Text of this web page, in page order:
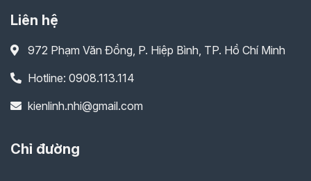
Liên hệ
972 Phạm Văn Đồng, P. Hiệp Bình, TP. Hồ Chí Minh
Hotline: 0908.113.114
kienlinh.nhi@gmail.com
Chỉ đường